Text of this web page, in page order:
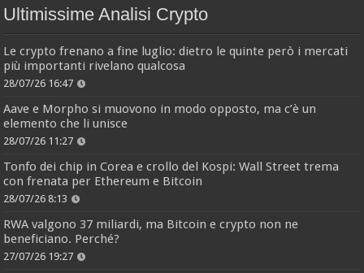
Ultimissime Analisi Crypto
Le crypto frenano a fine luglio: dietro le quinte però i mercati
più importanti rivelano qualcosa
28/07/26 16:47
Aave e Morpho si muovono in modo opposto, ma c’è un
elemento che li unisce
28/07/26 11:27
Tonfo dei chip in Corea e crollo del Kospi: Wall Street trema
con frenata per Ethereum e Bitcoin
28/07/26 8:13
RWA valgono 37 miliardi, ma Bitcoin e crypto non ne
beneficiano. Perché?
27/07/26 19:27